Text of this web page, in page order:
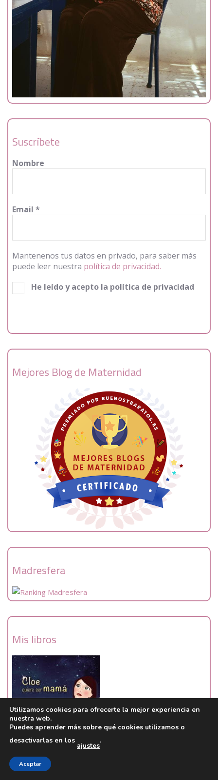
Suscríbete
Nombre
Email *
Mantenenos tus datos en privado, para saber más
puede leer nuestra política de privacidad.
He leído y acepto la política de privacidad
Mejores Blog de Maternidad
Madresfera
Mis libros
Cuento infantil dirigido a hijos de madres solteras por
donación de esperma.
Utilizamos cookies para ofrecerte la mejor experiencia en
nuestra web.
Puedes aprender más sobre qué cookies utilizamos o
desactivarlas en los
ajustes
.
Aceptar